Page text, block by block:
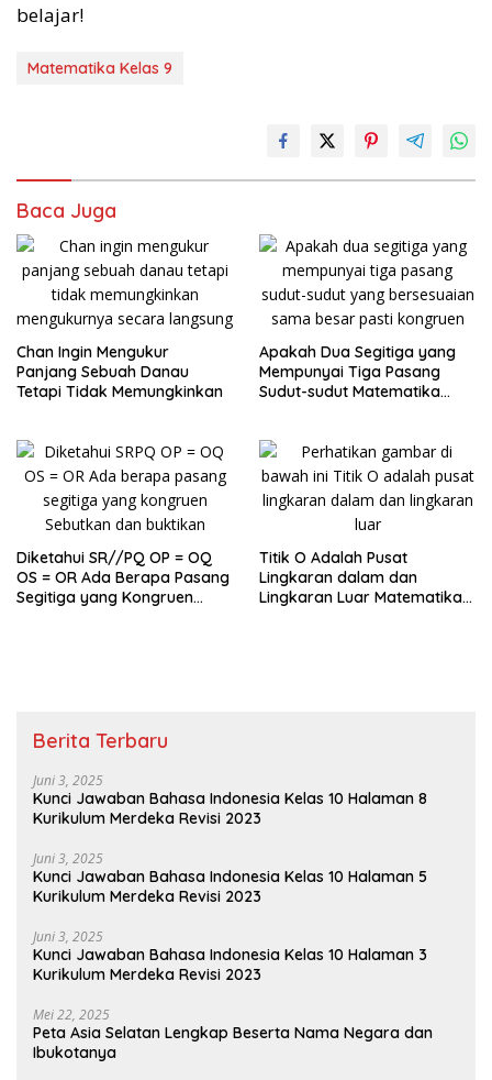
belajar!
Matematika Kelas 9
Baca Juga
Chan Ingin Mengukur
Panjang Sebuah Danau
Tetapi Tidak Memungkinkan
Apakah Dua Segitiga yang
Mempunyai Tiga Pasang
Sudut-sudut Matematika
Diketahui SR//PQ OP = OQ
OS = OR Ada Berapa Pasang
Segitiga yang Kongruen
Titik O Adalah Pusat
Lingkaran dalam dan
Lingkaran Luar Matematika
Berita Terbaru
Juni 3, 2025
Kunci Jawaban Bahasa Indonesia Kelas 10 Halaman 8
Kurikulum Merdeka Revisi 2023
Juni 3, 2025
Kunci Jawaban Bahasa Indonesia Kelas 10 Halaman 5
Kurikulum Merdeka Revisi 2023
Juni 3, 2025
Kunci Jawaban Bahasa Indonesia Kelas 10 Halaman 3
Kurikulum Merdeka Revisi 2023
Mei 22, 2025
Peta Asia Selatan Lengkap Beserta Nama Negara dan
Ibukotanya